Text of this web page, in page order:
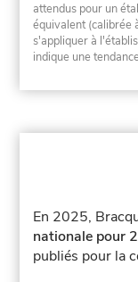
attendus pour un
équivalent (calibrée
s'appliquer à
indique une
En 2025,
nationale pour
publiés pour la